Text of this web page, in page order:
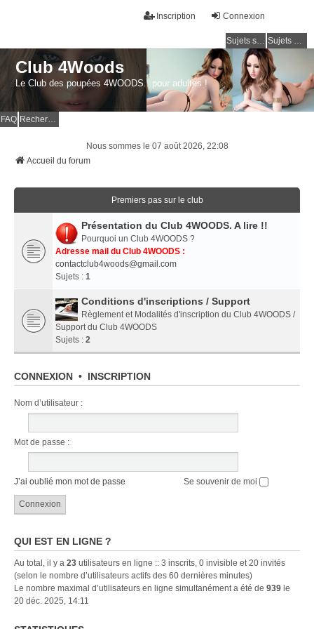
Connexion
Inscription
Sujets sans réponse Sujets actifs
Club 4Woods
Le Club des poupées 4WOODS...pour adultes !
FAQ
Nous sommes le 07 août 2026, 22:08
Accueil du forum
Premiers pas sur le club
Présentation du Club 4WOODS. A lire !!
Pourquoi un Club 4WOODS ?
Adresse mail du Club 4WOODS :
contactclub4woods@gmail.com
Sujets : 1
Conditions d'inscriptions / Support
Règlement et Modalités d'inscription du Club 4WOODS /
Support du Club 4WOODS
Sujets : 2
CONNEXION • INSCRIPTION
Nom d’utilisateur :
Mot de passe :
J’ai oublié mon mot de passe Se souvenir de moi
QUI EST EN LIGNE ?
Au total, il y a 23 utilisateurs en ligne :: 3 inscrits, 0 invisible et 20 invités
(selon le nombre d’utilisateurs actifs des 60 dernières minutes)
Le nombre maximal d’utilisateurs en ligne simultanément a été de 939 le
20 déc. 2025, 14:11